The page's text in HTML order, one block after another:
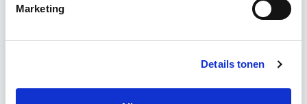
Marketing
Details tonen
vastgoedprojecten te realiseren en/of te